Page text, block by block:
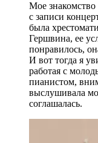
Мое
с записи
была
Гершвина, ее
понравилось,
И вот тогда я
работая с
пианистом,
выслушивала
соглашалась.